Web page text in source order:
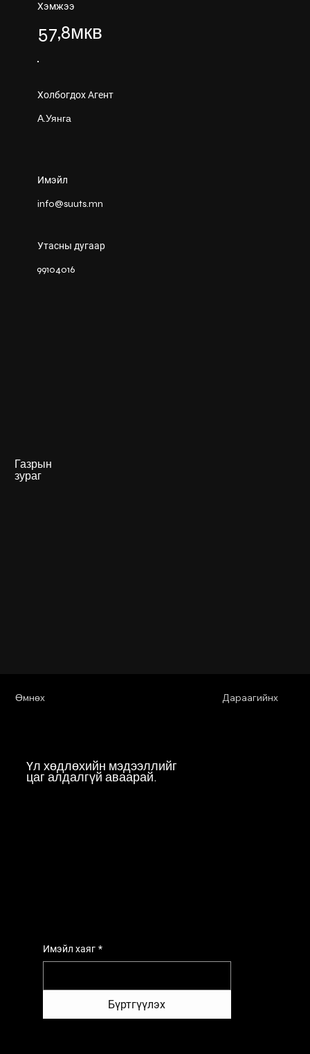
Газрын
зураг
Хэмжээ
57,8мкв
Холбогдох Агент
А.Уянга
Имэйл
info@suuts.mn
Утасны дугаар
99104016
Дараагийнх
Өмнөх
Үл хөдлөхийн мэдээллийг
цаг алдалгүй аваарай.
Имэйл хаяг *
Бүртгүүлэх